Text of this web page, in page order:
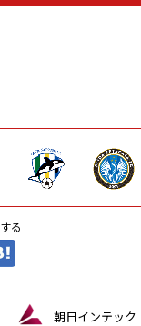
-
る
朝日インテッ